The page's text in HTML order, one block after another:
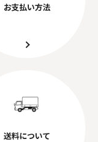
お支払い方法
送料について